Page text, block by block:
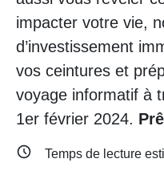
impacter votre vie,
d’investissement
vos ceintures et
voyage informatif à
1er février 2024.
Temps de lecture